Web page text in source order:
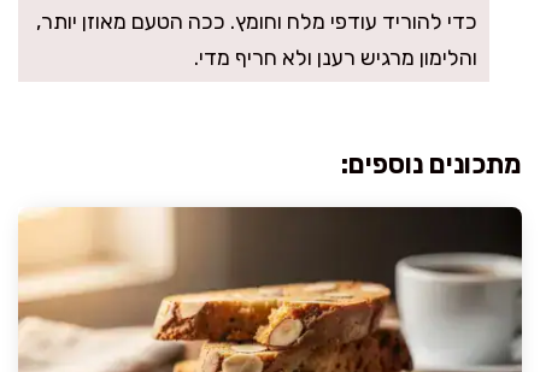
כדי להוריד עודפי מלח וחומץ. ככה הטעם מאוזן יותר,
והלימון מרגיש רענן ולא חריף מדי.
מתכונים נוספים: